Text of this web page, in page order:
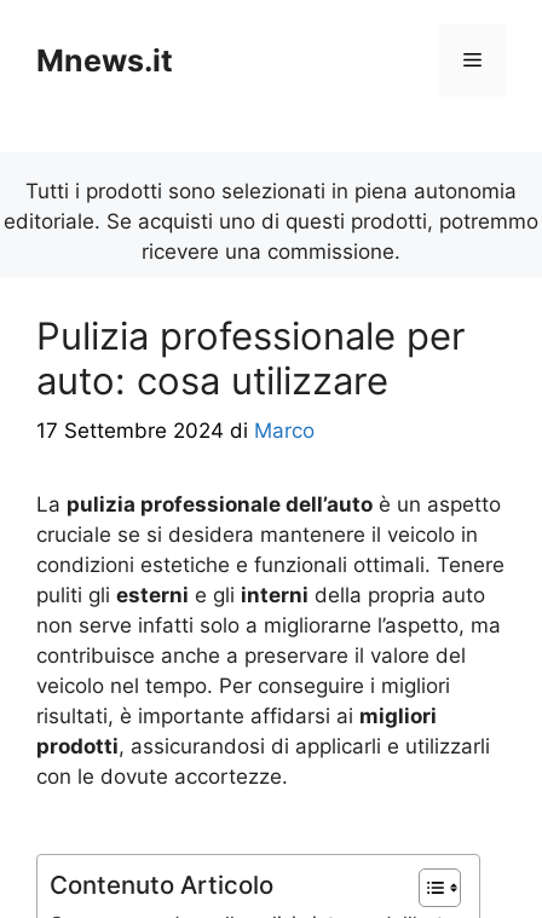
contenuto
Mnews.it Menu
Tutti i prodotti sono selezionati in piena autonomia
editoriale. Se acquisti uno di questi prodotti, potremmo
ricevere una commissione.
Pulizia professionale per
auto: cosa utilizzare
17 Settembre 2024 di Marco
La pulizia professionale dell’auto è un aspetto
cruciale se si desidera mantenere il veicolo in
condizioni estetiche e funzionali ottimali. Tenere
puliti gli esterni e gli interni della propria auto
non serve infatti solo a migliorarne l’aspetto, ma
contribuisce anche a preservare il valore del
veicolo nel tempo. Per conseguire i migliori
risultati, è importante affidarsi ai migliori
prodotti, assicurandosi di applicarli e utilizzarli
con le dovute accortezze.
Contenuto Articolo